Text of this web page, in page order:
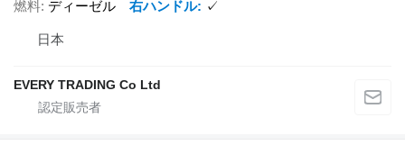
燃料 ディーゼル 右ハンドル ✓
日本
EVERY TRADING Co Ltd